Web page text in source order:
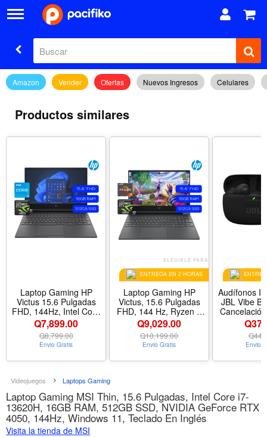
Amazon Vender Ofertas Nuevos Ingresos Celulares
Productos similares
Laptop Gaming HP
Victus 15.6 Pulgadas
FHD, 144Hz, Intel Core
I5-13420H, 16Gb RAM,
512Gb SSD, RTX 4050,
Win11 Home, Color Gris
Oscuro
Q7,899.00
Q8,799.00
Envio Gratis
ELEGIBLE PARA
ENTREGA EN 2 HORAS
Laptop Gaming HP
Victus, 15.6 Pulgadas
FHD, 144 Hz, Ryzen 7
7445HS, 16GB RAM,
512GB SSD, NVIDIA
GeForce RTX 4050,
W11 Home, Color Gris
Oscuro
Q9,029.00
Q10,199.00
Envio Gratis
Audífonos
JBL Vibe
Bluetooth,
Q
Envio
Videojuegos Laptops Gaming
Laptop Gaming MSI Thin, 15.6 Pulgadas, Intel Core i7-
13620H, 16GB RAM, 512GB SSD, NVIDIA GeForce RTX
4050, 144Hz, Windows 11, Teclado En Inglés
Visita la tienda de MSI